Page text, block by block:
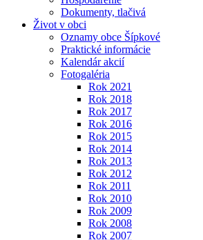
Dokumenty, tlačivá
Život v obci
Oznamy obce Šípkové
Praktické informácie
Kalendár akcií
Fotogaléria
Rok 2021
Rok 2018
Rok 2017
Rok 2016
Rok 2015
Rok 2014
Rok 2013
Rok 2012
Rok 2011
Rok 2010
Rok 2009
Rok 2008
Rok 2007